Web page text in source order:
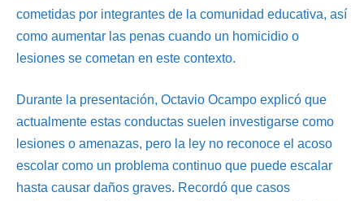
cometidas por integrantes de la comunidad educativa, así
como aumentar las penas cuando un homicidio o
lesiones se cometan en este contexto.
Durante la presentación, Octavio Ocampo explicó que
actualmente estas conductas suelen investigarse como
lesiones o amenazas, pero la ley no reconoce el acoso
escolar como un problema continuo que puede escalar
hasta causar daños graves. Recordó que casos